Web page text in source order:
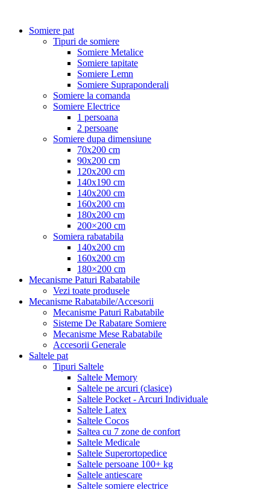
Somiere pat
Tipuri de somiere
Somiere Metalice
Somiere tapitate
Somiere Lemn
Somiere Supraponderali
Somiere la comanda
Somiere Electrice
1 persoana
2 persoane
Somiere dupa dimensiune
70x200 cm
90x200 cm
120x200 cm
140x190 cm
140x200 cm
160x200 cm
180x200 cm
200×200 cm
Somiera rabatabila
140x200 cm
160x200 cm
180×200 cm
Mecanisme Paturi Rabatabile
Vezi toate produsele
Mecanisme Rabatabile/Accesorii
Mecanisme Paturi Rabatabile
Sisteme De Rabatare Somiere
Mecanisme Mese Rabatabile
Accesorii Generale
Saltele pat
Tipuri Saltele
Saltele Memory
Saltele pe arcuri (clasice)
Saltele Pocket - Arcuri Individuale
Saltele Latex
Saltele Cocos
Saltea cu 7 zone de confort
Saltele Medicale
Saltele Superortopedice
Saltele persoane 100+ kg
Saltele antiescare
Saltele somiere electrice